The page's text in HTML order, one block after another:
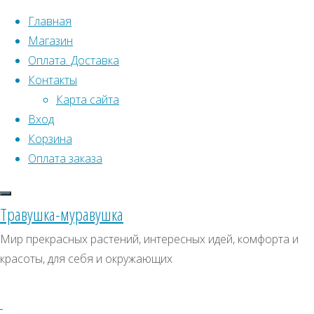
Перейти к содержимому
Главная
Магазин
Оплата. Доставка
Контакты
Карта сайта
Вход
Корзина
Оплата заказа
Травушка-муравушка
Мир прекрасных растений, интересных идей, комфорта и
красоты, для себя и окружающих
Что искать:
Поиск
растений
открытого
грунтаМноголетние
Искать:
СКИДКИ, АКЦИИ
Категории магазина